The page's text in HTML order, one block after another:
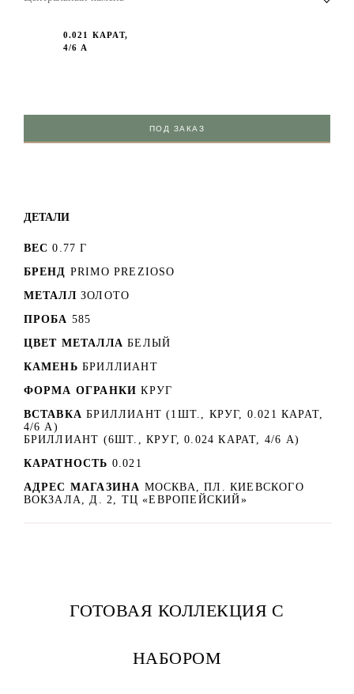
0.021 КАРАТ,
4/6 А
ПОД ЗАКАЗ
ДЕТАЛИ
ВЕС 0.77 Г
БРЕНД PRIMO PREZIOSO
МЕТАЛЛ ЗОЛОТО
ПРОБА 585
ЦВЕТ МЕТАЛЛА БЕЛЫЙ
КАМЕНЬ БРИЛЛИАНТ
ФОРМА ОГРАНКИ КРУГ
ВСТАВКА БРИЛЛИАНТ (1ШТ., КРУГ, 0.021 КАРАТ,
4/6 А)
БРИЛЛИАНТ (6ШТ., КРУГ, 0.024 КАРАТ, 4/6 А)
КАРАТНОСТЬ 0.021
АДРЕС МАГАЗИНА МОСКВА, ПЛ. КИЕВСКОГО
ВОКЗАЛА, Д. 2, ТЦ «ЕВРОПЕЙСКИЙ»
ГОТОВАЯ КОЛЛЕКЦИЯ С
НАБОРОМ